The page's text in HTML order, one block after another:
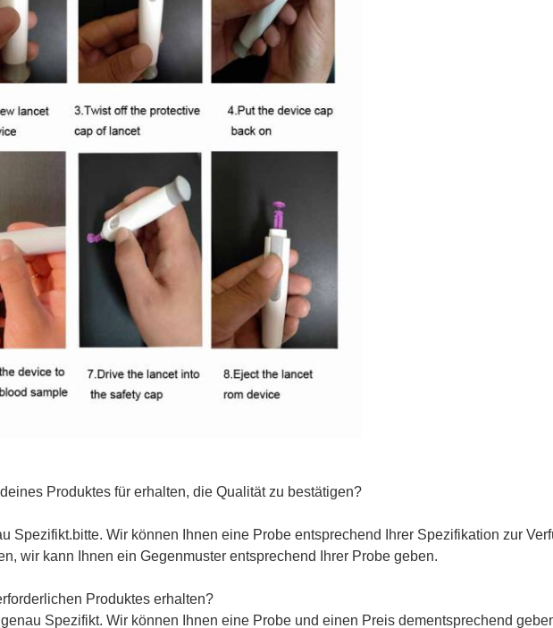
Produktes für erhalten, die Qualität zu bestätigen?
Spezifikt.bitte. Wir können Ihnen eine Probe entsprechend Ihrer Spezifikation zur
wir kann Ihnen ein Gegenmuster entsprechend Ihrer Probe geben.
Produktes erhalten?
Spezifikt. Wir können Ihnen eine Probe und einen Preis dementsprechend